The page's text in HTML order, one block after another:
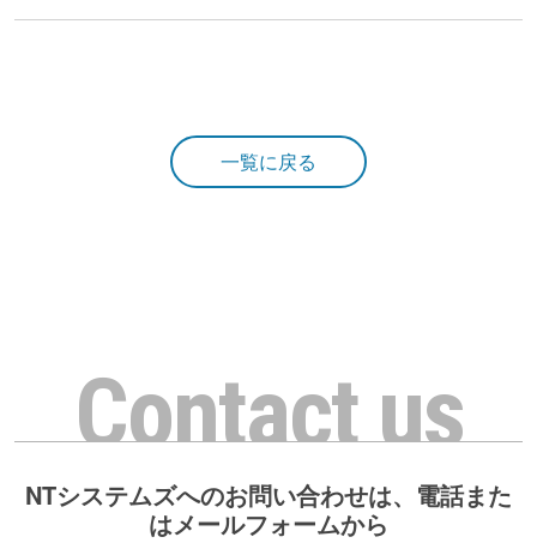
一覧に戻る
Contact us
NTシステムズへのお問い合わせは、電話また
はメールフォームから